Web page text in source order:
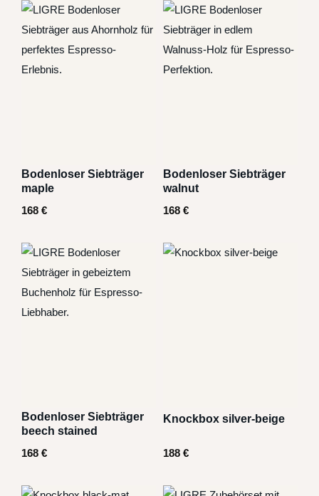
Bodenloser Siebträger
maple
168 €
Bodenloser Siebträger
walnut
168 €
Bodenloser Siebträger
beech stained
168 €
Knockbox silver-beige
188 €